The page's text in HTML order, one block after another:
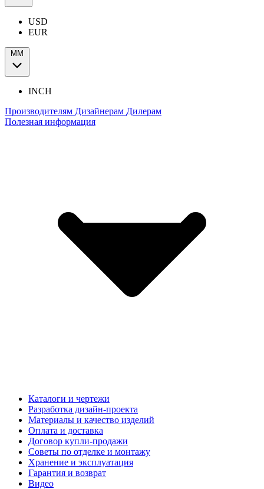
USD
EUR
ММ
INCH
Производителям Дизайнерам Дилерам
Полезная информация
Каталоги и чертежи
Разработка дизайн-проекта
Материалы и качество изделий
Оплата и доставка
Договор купли-продажи
Советы по отделке и монтажу
Хранение и эксплуатация
Гарантия и возврат
Видео